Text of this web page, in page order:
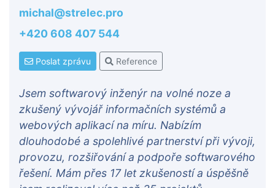
michal@strelec.pro
+420 608 407 544
Poslat zprávu Reference
Jsem softwarový inženýr na volné noze a
zkušený vývojář informačních systémů a
webových aplikací na míru. Nabízím
dlouhodobé a spolehlivé partnerství při vývoji,
provozu, rozšiřování a podpoře softwarového
řešení. Mám přes 17 let zkušeností a úspěšně